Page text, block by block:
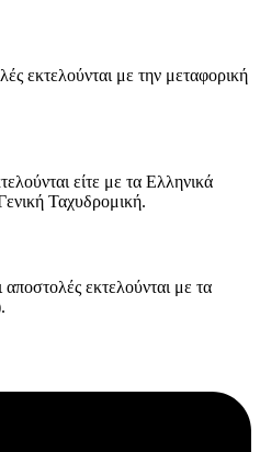
εκτελούνται με την μεταφορική
είτε με τα Ελληνικά
Ταχυδρομική.
αποστολές εκτελούνται με τα